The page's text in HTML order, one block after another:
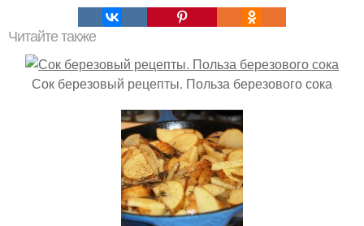
Читайте также
Сок березовый рецепты. Польза березового сока